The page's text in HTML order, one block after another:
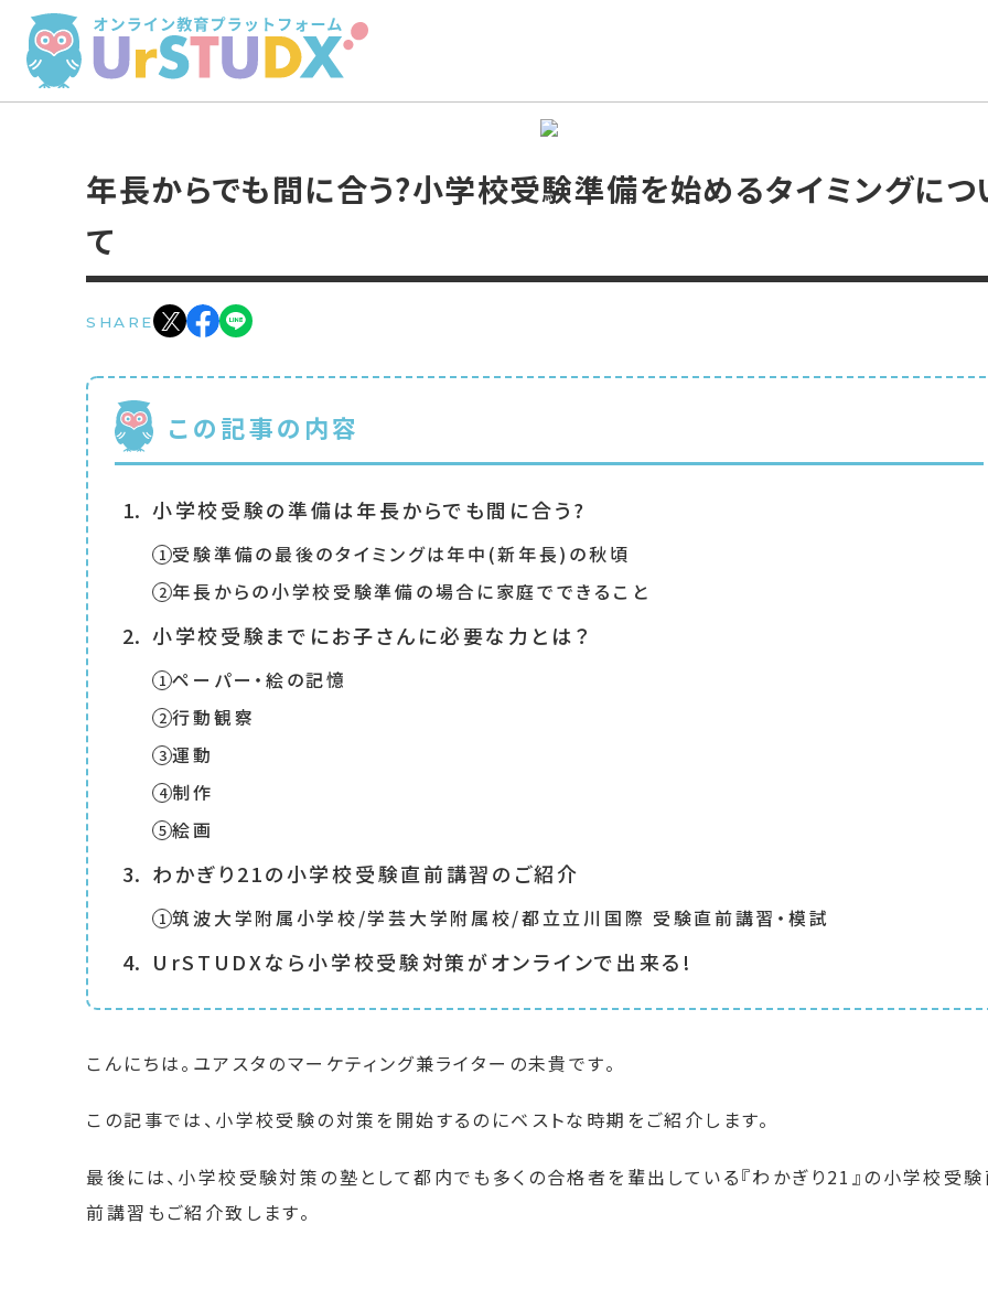
年長からでも間に合う?小学校受験準備を始めるタイミングにつ
て
SHARE
この記事の内容
小学校受験の準備は年長からでも間に合う?
受験準備の最後のタイミングは年中(新年長)の秋頃
年長からの小学校受験準備の場合に家庭でできること
小学校受験までにお子さんに必要な力とは？
ペーパー・絵の記憶
行動観察
運動
制作
絵画
わかぎり21の小学校受験直前講習のご紹介
筑波大学附属小学校/学芸大学附属校/都立立川国際 受験直前講習・模試
UrSTUDXなら小学校受験対策がオンラインで出来る!
こんにちは。ユアスタのマーケティング兼ライターの未貴です。
この記事では、小学校受験の対策を開始するのにベストな時期をご紹介します。
最後には、小学校受験対策の塾として都内でも多くの合格者を輩出している『わかぎり21』の小学校受
前講習もご紹介致します。